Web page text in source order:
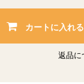
カートに入れる
返品に